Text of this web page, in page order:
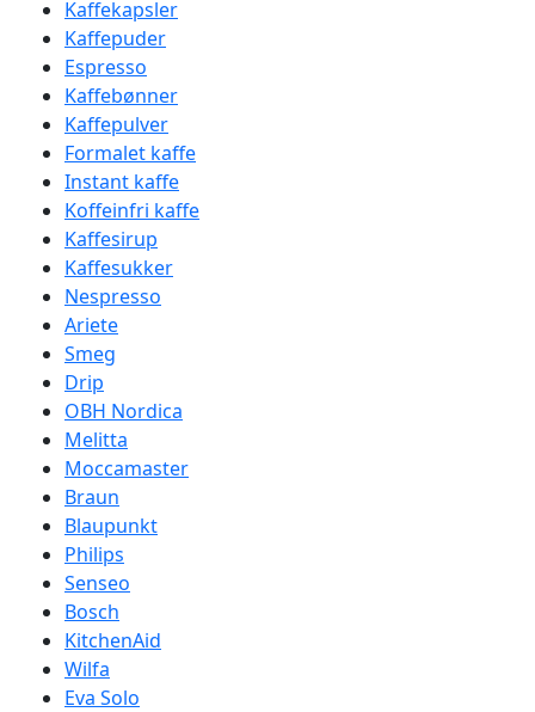
Kaffekapsler
Kaffepuder
Espresso
Kaffebønner
Kaffepulver
Formalet kaffe
Instant kaffe
Koffeinfri kaffe
Kaffesirup
Kaffesukker
Nespresso
Ariete
Smeg
Drip
OBH Nordica
Melitta
Moccamaster
Braun
Blaupunkt
Philips
Senseo
Bosch
KitchenAid
Wilfa
Eva Solo